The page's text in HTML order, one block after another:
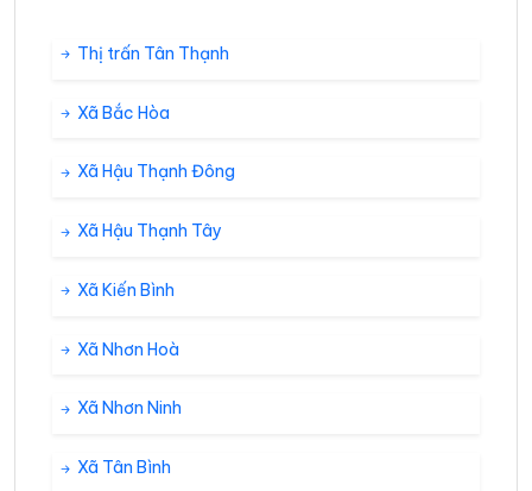
Thị trấn Tân Thạnh
Xã Bắc Hòa
Xã Hậu Thạnh Đông
Xã Hậu Thạnh Tây
Xã Kiến Bình
Xã Nhơn Hoà
Xã Nhơn Ninh
Xã Tân Bình